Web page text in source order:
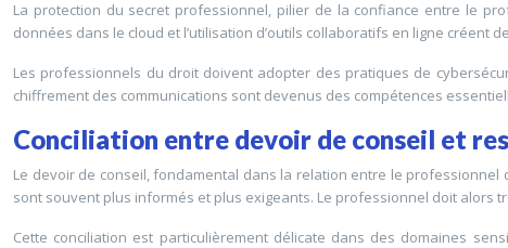
La protection du secret professionnel, pilier de la confiance entre le
données dans le cloud et l’utilisation d’outils collaboratifs en ligne créent
Les professionnels du droit doivent adopter des pratiques de
chiffrement des communications sont devenus des compétences
Conciliation entre devoir de conseil et
Le devoir de conseil, fondamental dans la relation entre le professionnel
sont souvent plus informés et plus exigeants. Le professionnel doit
Cette conciliation est particulièrement délicate dans des domaines